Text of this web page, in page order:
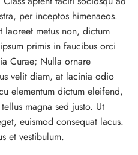
per inceptos himenaeos.
laoreet metus non, dictum
primis in faucibus orci
Curae; Nulla ornare
velit diam, at lacinia odio
elementum dictum eleifend,
magna sed justo. Ut
euismod consequat lacus.
et vestibulum.